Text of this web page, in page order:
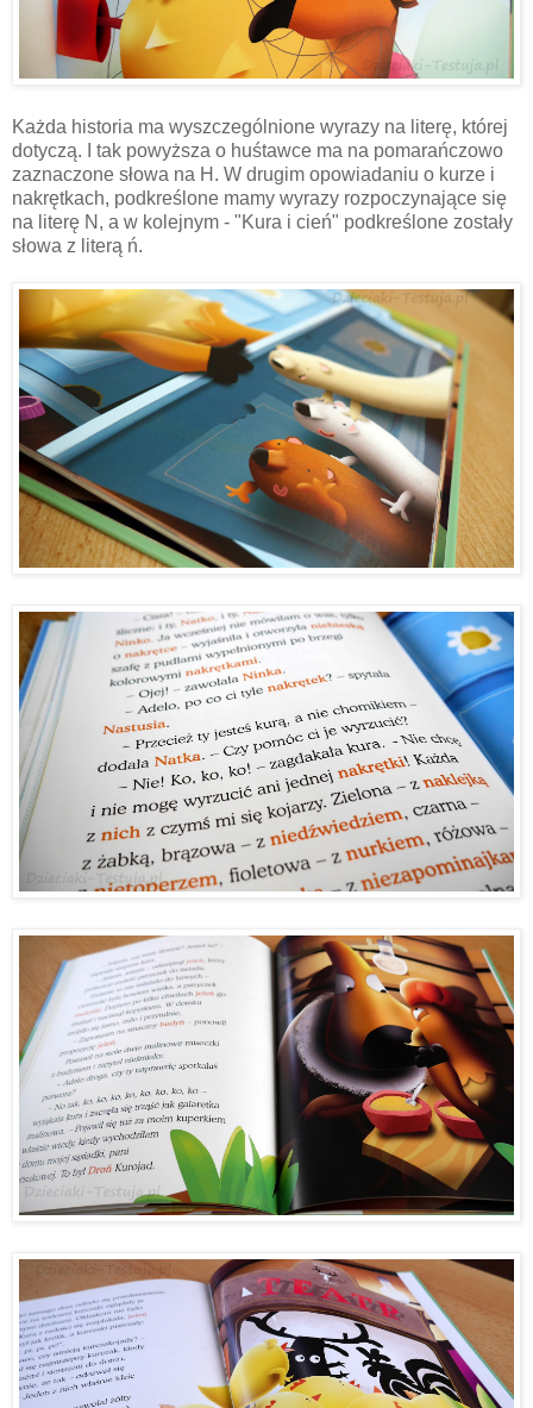
Każda historia ma wyszczególnione wyrazy na literę, której
dotyczą. I tak powyższa o huśtawce ma na pomarańczowo
zaznaczone słowa na H. W drugim opowiadaniu o kurze i
nakrętkach, podkreślone mamy wyrazy rozpoczynające się
na literę N, a w kolejnym - "Kura i cień" podkreślone zostały
słowa z literą ń.